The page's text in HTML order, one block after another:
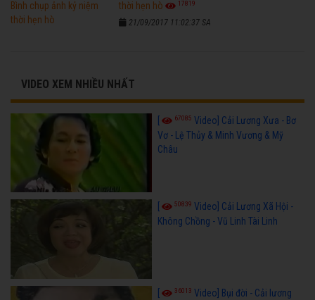
thời hẹn hò
17819
21/09/2017 11:02:37 SA
VIDEO XEM NHIỀU NHẤT
[ 67085 Video] Cải Lương Xưa - Bơ
Vơ - Lệ Thủy & Minh Vương & Mỹ
Châu
50839 Video] Cải Lương Xã Hội -
Không Chồng - Vũ Linh Tài Linh
36013 Video] Bụi đời - Cải lương